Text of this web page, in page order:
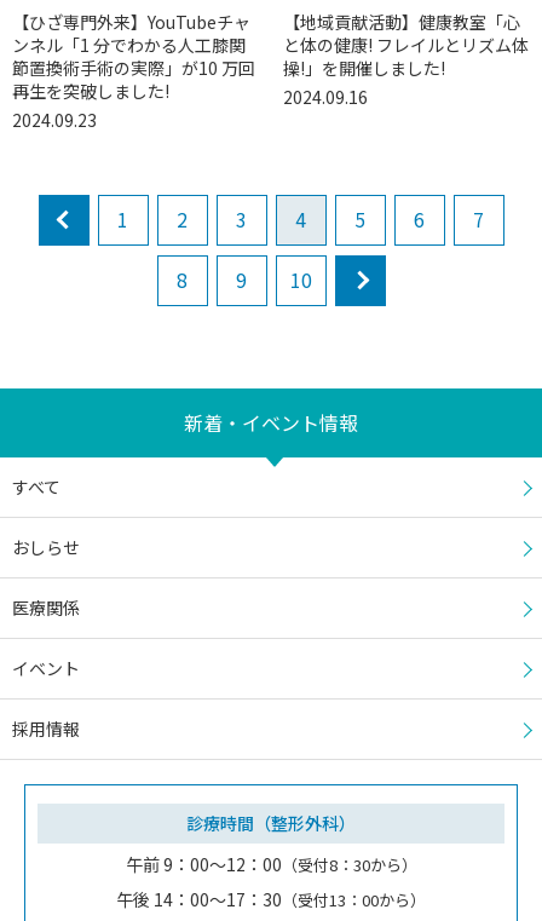
【ひざ専門外来】YouTubeチャ
ンネル「1 分でわかる人工膝関
節置換術手術の実際」が10 万回
再生を突破しました!
2024.09.23
【地域貢献活動】健康教室「心
と体の健康! フレイルとリズム体
操!」を開催しました!
2024.09.16
prev
1 2 3 4 5 6 7
8 9 10
新着・イベント情報
すべて
おしらせ
医療関係
イベント
採用情報
診療時間（整形外科）
午前 9：00～12：00 （受付8：30から）
午後 14：00～17：30 （受付13：00から）